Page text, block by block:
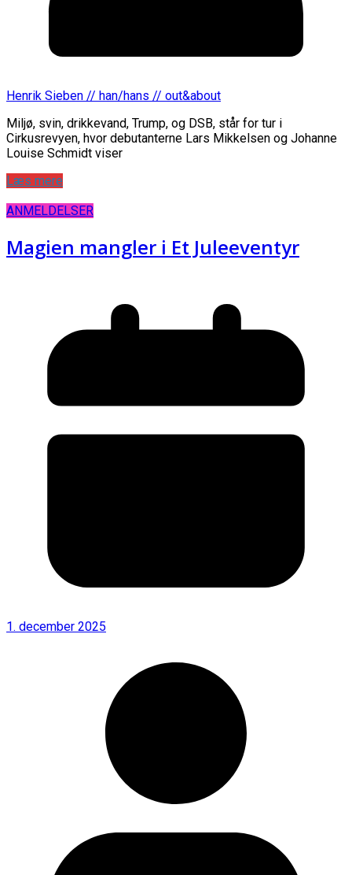
Henrik Sieben // han/hans // out&about
Miljø, svin, drikkevand, Trump, og DSB, står for tur i
Cirkusrevyen, hvor debutanterne Lars Mikkelsen og Johanne
Louise Schmidt viser
Læs mere
ANMELDELSER
Magien mangler i Et Juleeventyr
1. december 2025